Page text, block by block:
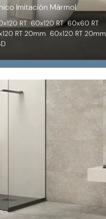
Imitación Màrmol
RT 60x120 RT 60x60 RT
RT 20mm 60x120 RT 20mm